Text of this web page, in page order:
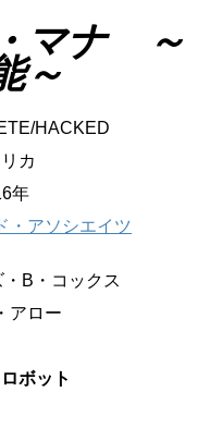
マナ ～
～
HACKED
カ
年
・アソシエイツ
B・コックス
アロー
ボット